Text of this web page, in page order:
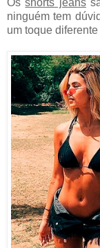
Osshorts jeans
ninguém tem
um toque